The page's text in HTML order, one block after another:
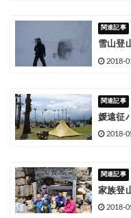
雪山登
2018-
媛遠征
2018-
家族登
2018-